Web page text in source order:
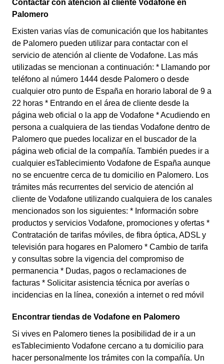
Contactar con atención al cliente Vodafone en
Palomero
Existen varias vías de comunicación que los habitantes
de Palomero pueden utilizar para contactar con el
servicio de atención al cliente de Vodafone. Las más
utilizadas se mencionan a continuación: * Llamando por
teléfono al número 1444 desde Palomero o desde
cualquier otro punto de España en horario laboral de 9 a
22 horas * Entrando en el área de cliente desde la
página web oficial o la app de Vodafone * Acudiendo en
persona a cualquiera de las tiendas Vodafone dentro de
Palomero que puedes localizar en el buscador de la
página web oficial de la compañía. También puedes ir a
cualquier esTablecimiento Vodafone de España aunque
no se encuentre cerca de tu domicilio en Palomero. Los
trámites más recurrentes del servicio de atención al
cliente de Vodafone utilizando cualquiera de los canales
mencionados son los siguientes: * Información sobre
productos y servicios Vodafone, promociones y ofertas *
Contratación de tarifas móviles, de fibra óptica, ADSL y
televisión para hogares en Palomero * Cambio de tarifa
y consultas sobre la vigencia del compromiso de
permanencia * Dudas, pagos o reclamaciones de
facturas * Solicitar asistencia técnica por averías o
incidencias en la línea, conexión a internet o red móvil
Encontrar tiendas de Vodafone en Palomero
Si vives en Palomero tienes la posibilidad de ir a un
esTablecimiento Vodafone cercano a tu domicilio para
hacer personalmente los trámites con la compañía. Un